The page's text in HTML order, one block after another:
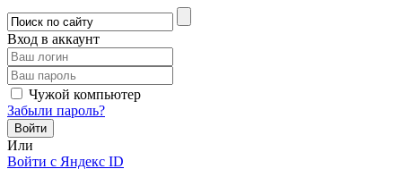
Вход в аккаунт
Чужой компьютер
Забыли пароль?
Или
Войти c Яндекс ID